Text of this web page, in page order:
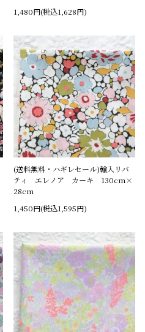
1,480円(税込1,628円)
(送料無料・ハギレセール)輸入リバ
ティ エレノア カーキ 130cm×
28cm
1,450円(税込1,595円)